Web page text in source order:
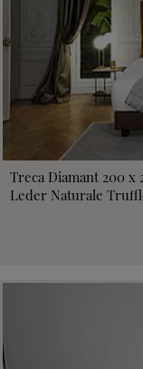
Treca Diamant 200 x
Leder Naturale